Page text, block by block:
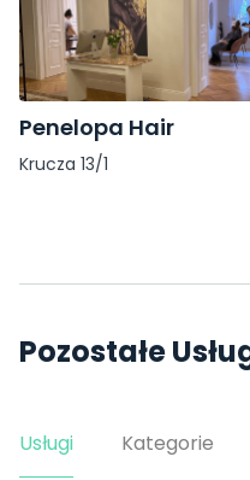
Penelopa Hair
Krucza 13/1
Pozostałe
Usługi Kategorie